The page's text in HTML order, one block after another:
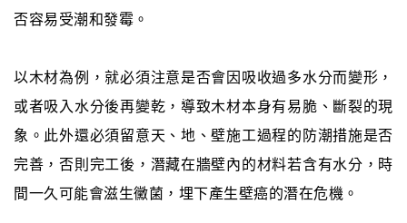
否容易受潮和發霉。
以木材為例，就必須注意是否會因吸收過多水分而變形，
或者吸入水分後再變乾，導致木材本身有易脆、斷裂的現
象。此外還必須留意天、地、壁施工過程的防潮措施是否
完善，否則完工後，潛藏在牆壁內的材料若含有水分，時
間一久可能會滋生黴菌，埋下產生壁癌的潛在危機。